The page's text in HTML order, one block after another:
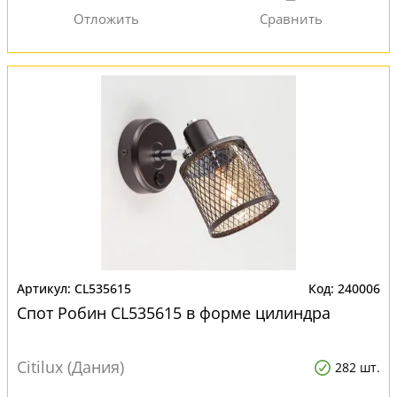
CL535615 240006
Спот Робин CL535615 в форме цилиндра
Citilux (Дания) 282 шт.